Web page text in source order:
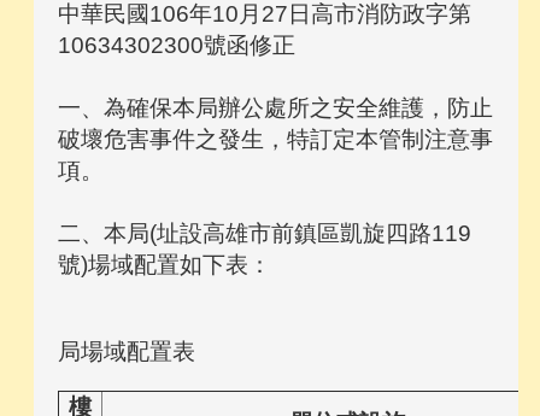
中華民國106年10月27日高市消防政字第
10634302300號函修正
一、為確保本局辦公處所之安全維護，防止
破壞危害事件之發生，特訂定本管制注意事
項。
二、本局(址設高雄市前鎮區凱旋四路119
號)場域配置如下表：
局場域配置表
樓